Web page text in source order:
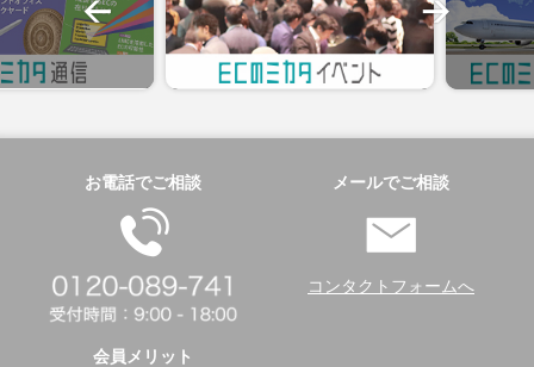
お電話でご相談 メールでご相談
コンタクトフォームへ
会員メリット